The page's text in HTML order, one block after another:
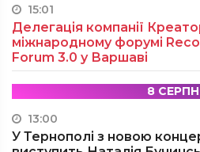
15:01
Делегація компанії
міжнародному форумі
Forum 3.0 у Варшаві
8
13:00
У Тернополі з новою